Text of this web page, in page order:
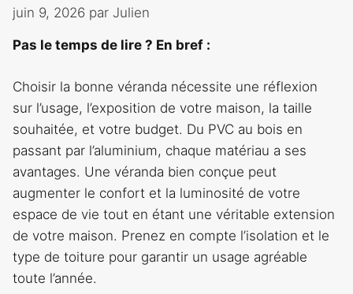
juin 9, 2026 par Julien
Pas le temps de lire ? En bref :
Choisir la bonne véranda nécessite une réflexion
sur l’usage, l’exposition de votre maison, la taille
souhaitée, et votre budget. Du PVC au bois en
passant par l’aluminium, chaque matériau a ses
avantages. Une véranda bien conçue peut
augmenter le confort et la luminosité de votre
espace de vie tout en étant une véritable extension
de votre maison. Prenez en compte l’isolation et le
type de toiture pour garantir un usage agréable
toute l’année.